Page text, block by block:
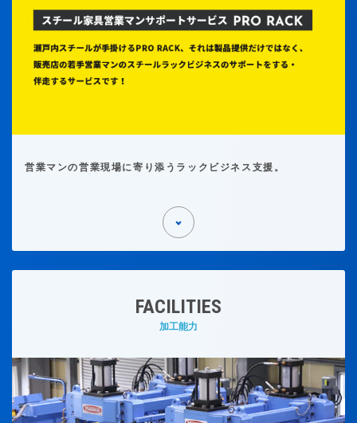
営業マンの営業現場に寄り添うラックビジネス支援。
FACILITIES
加工能力